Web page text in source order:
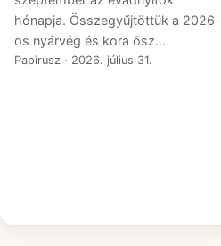
hónapja. Összegyűjtöttük a 2026-
os nyárvég és kora ősz…
Papirusz · 2026. július 31.